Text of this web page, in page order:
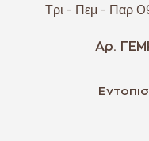
Τρι - Πεμ - Παρ
Αρ.